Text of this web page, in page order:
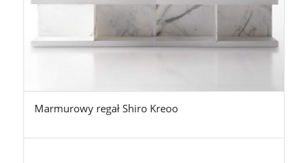
Marmurowy regał Shiro Kreoo